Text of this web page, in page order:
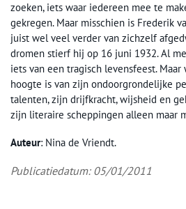
zoeken, iets waar iedereen mee te
gekregen. Maar misschien is Frederik
juist wel veel verder van zichzelf
dromen stierf hij op 16 juni 1932. Al
iets van een tragisch levensfeest.
hoogte is van zijn ondoorgrondelijke
talenten, zijn drijfkracht, wijsheid en
zijn literaire scheppingen alleen maar
Auteur: Nina de Vriendt.
Publicatiedatum: 05/01/2011